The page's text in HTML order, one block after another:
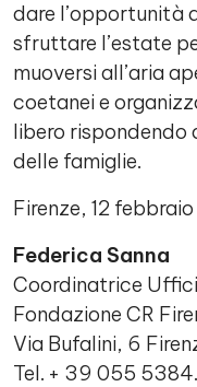
dare l’opportunità
sfruttare l’estate
muoversi all’aria
coetanei e
libero rispondendo
delle famiglie.
Firenze, 12
Federica Sanna
Coordinatrice
Fondazione CR
Via Bufalini, 6
Tel. + 39 055